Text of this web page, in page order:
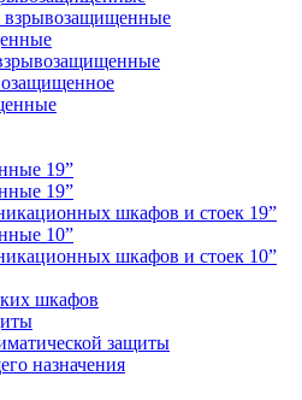
взрывозащищенные
19”
19”
шкафов и стоек 19”
10”
шкафов и стоек 10”
шкафов
защиты
назначения